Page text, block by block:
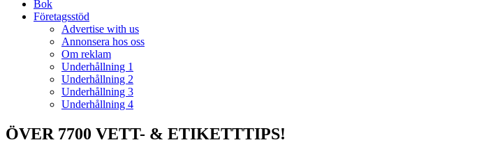
Bok
Företagsstöd
Advertise with us
Annonsera hos oss
Om reklam
Underhållning 1
Underhållning 2
Underhållning 3
Underhållning 4
ÖVER 7700 VETT- & ETIKETTTIPS!